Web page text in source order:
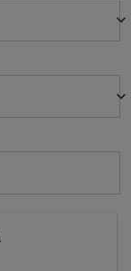
keyboard_arrow_down
keyboard_arrow_down